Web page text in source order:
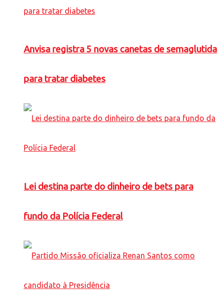
Anvisa registra 5 novas canetas de semaglutida
para tratar diabetes
Lei destina parte do dinheiro de bets para
fundo da Polícia Federal